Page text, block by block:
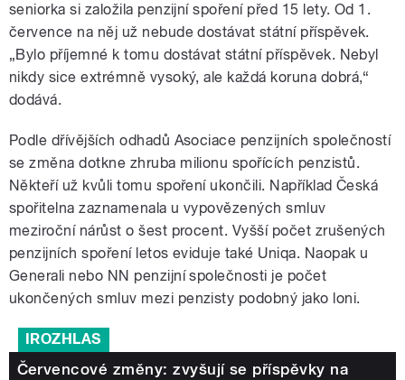
seniorka si založila penzijní spoření před 15 lety. Od 1.
července na něj už nebude dostávat státní příspěvek.
„Bylo příjemné k tomu dostávat státní příspěvek. Nebyl
nikdy sice extrémně vysoký, ale každá koruna dobrá,“
dodává.
Podle dřívějších odhadů Asociace penzijních společností
se změna dotkne zhruba milionu spořících penzistů.
Někteří už kvůli tomu spoření ukončili. Například Česká
spořitelna zaznamenala u vypovězených smluv
meziroční nárůst o šest procent. Vyšší počet zrušených
penzijních spoření letos eviduje také Uniqa. Naopak u
Generali nebo NN penzijní společnosti je počet
ukončených smluv mezi penzisty podobný jako loni.
IROZHLAS
Červencové změny: zvyšují se příspěvky na